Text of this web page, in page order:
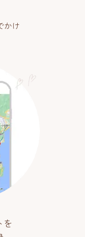
かけ
を